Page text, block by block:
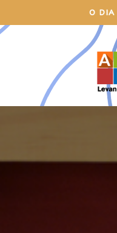
to
content
O DIA